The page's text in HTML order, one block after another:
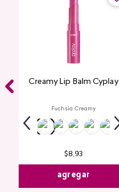
Creamy Lip Balm Cyplay
Fuchsia Creamy
$8,93
agregar